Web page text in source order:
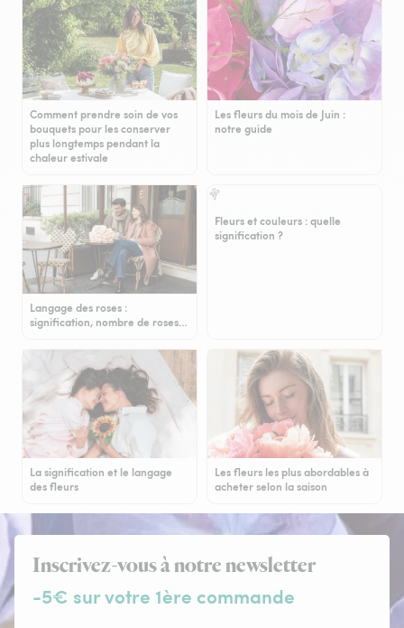
Comment prendre soin de vos
bouquets pour les conserver
plus longtemps pendant la
chaleur estivale
Les fleurs du mois de Juin :
notre guide
Langage des roses :
signification, nombre de roses…
Fleurs et couleurs : quelle
signification ?
La signification et le langage
des fleurs
Les fleurs les plus abordables à
acheter selon la saison
Inscrivez-vous à notre newsletter
-5€ sur votre 1ère commande